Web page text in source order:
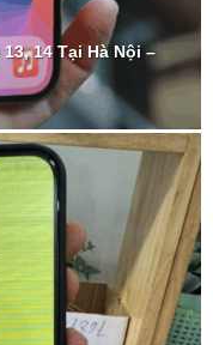
14 Tại Hà Nội –